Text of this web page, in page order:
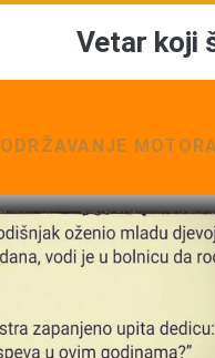
Vetar koji
ODRŽAVANJE